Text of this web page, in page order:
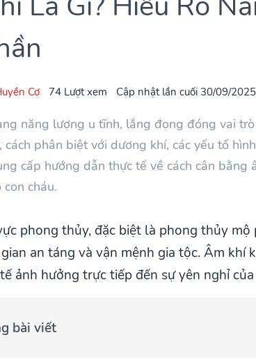
Cơ 74 Lượt xem Cập nhật lần cuối 30/09/2025
năng lượng u tĩnh, lắng đọng đóng vai
cách phân biệt với dương khí, các yếu tố
cấp hướng dẫn thực tế về cách cân
cháu.
phong thủy, đặc biệt là phong thủy
an táng và vận mệnh gia tộc. Âm
ảnh hưởng trực tiếp đến sự yên nghỉ
bài viết